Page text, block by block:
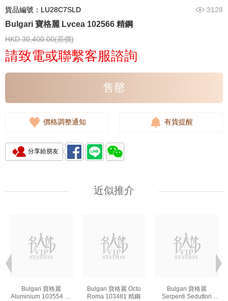
貨品編號：LU28C7SLD 3128
Bulgari 寶格麗 Lvcea 102566 精鋼
HKD 30,400.00(原價)
請致電或聯繫客服諮詢
售罄
價格調整通知 有貨提醒
分享給朋友
近似推介
Bulgari 寶格麗
Aluminium 103554 鋁/
Bulgari 寶格麗 Octo
Roma 103481 精鋼
Bulgari 寶格麗
Serpenti Seduttori